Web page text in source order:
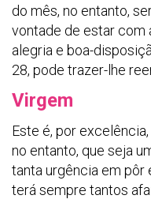
do mês, no entanto,
vontade de estar com
alegria e boa-
28, pode trazer-lhe
Virgem
Este é, por
no entanto, que seja
tanta urgência em pôr
terá sempre tantos